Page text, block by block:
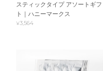
スティックタイプ アソートギフ
ト｜ハニーマークス
¥3,564